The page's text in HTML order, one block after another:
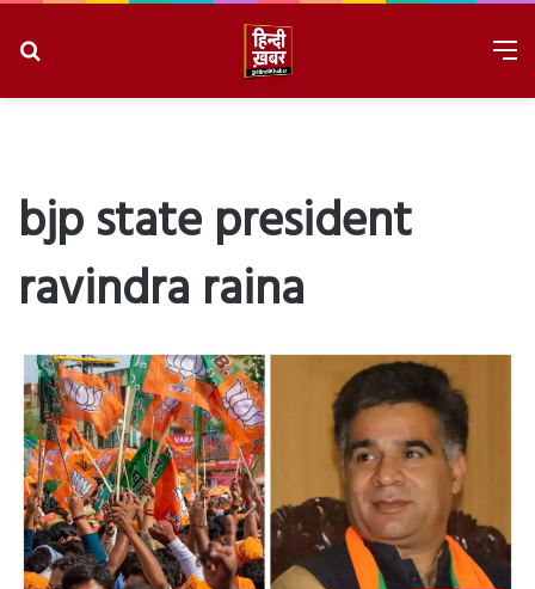
bjp state president
ravindra raina